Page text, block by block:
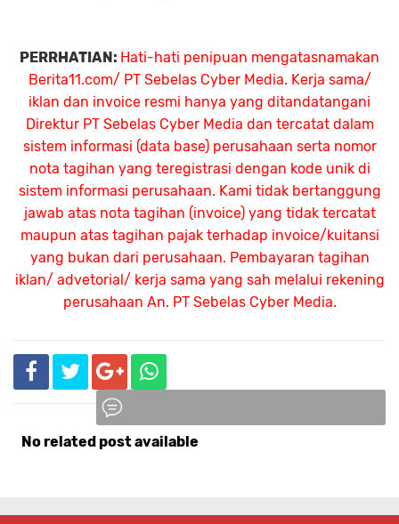
PERRHATIAN: Hati-hati penipuan mengatasnamakan
Berita11.com/ PT Sebelas Cyber Media. Kerja sama/
iklan dan invoice resmi hanya yang ditandatangani
Direktur PT Sebelas Cyber Media dan tercatat dalam
sistem informasi (data base) perusahaan serta nomor
nota tagihan yang teregistrasi dengan kode unik di
sistem informasi perusahaan. Kami tidak bertanggung
jawab atas nota tagihan (invoice) yang tidak tercatat
maupun atas tagihan pajak terhadap invoice/kuitansi
yang bukan dari perusahaan. Pembayaran tagihan
iklan/ advetorial/ kerja sama yang sah melalui rekening
perusahaan An. PT Sebelas Cyber Media.
No related post available